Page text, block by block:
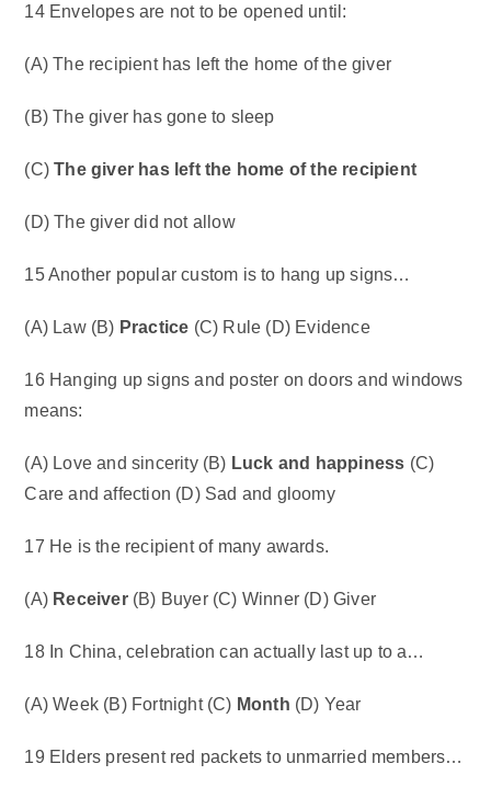
14 Envelopes are not to be opened until:
(A) The recipient has left the home of the giver
(B) The giver has gone to sleep
(C)The giver has left the home of the recipient
(D) The giver did not allow
15 Another popular custom is to hang up signs…
(A) Law (B) Practice (C) Rule (D) Evidence
16 Hanging up signs and poster on doors and windows
means:
(A) Love and sincerity (B) Luck and happiness (C)
Care and affection (D) Sad and gloomy
17 He is the recipient of many awards.
(A) Receiver(B) Buyer (C) Winner (D) Giver
18 In China, celebration can actually last up to a…
(A) Week (B) Fortnight (C) Month (D) Year
19 Elders present red packets to unmarried members…